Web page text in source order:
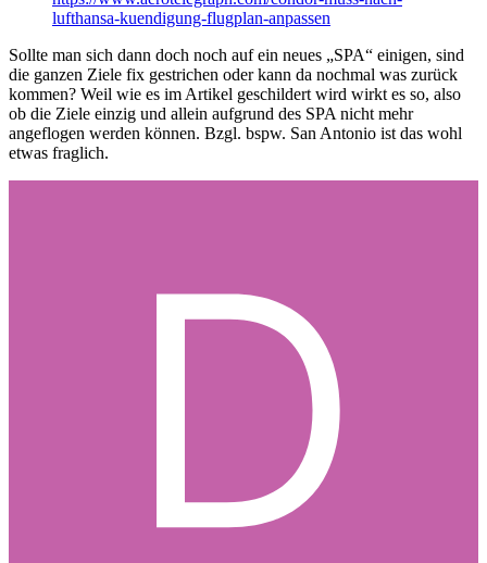
lufthansa-kuendigung-flugplan-anpassen
Sollte man sich dann doch noch auf ein neues „SPA“ einigen, sind
die ganzen Ziele fix gestrichen oder kann da nochmal was zurück
kommen? Weil wie es im Artikel geschildert wird wirkt es so, also
ob die Ziele einzig und allein aufgrund des SPA nicht mehr
angeflogen werden können. Bzgl. bspw. San Antonio ist das wohl
etwas fraglich.